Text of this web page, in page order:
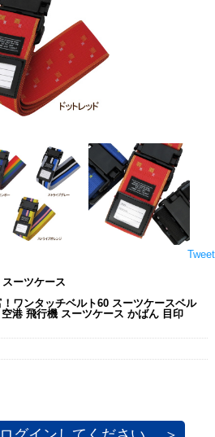
Tweet
ーツケース
ワンタッチベルト60 スーツケースベル
港 飛行機 スーツケース かばん 目印